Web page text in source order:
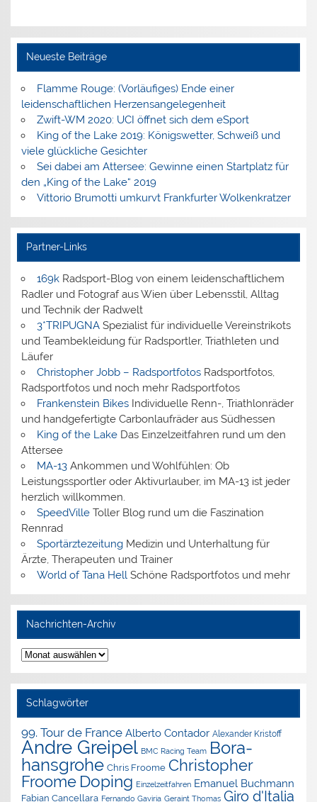
Neueste Beiträge
Flamme Rouge: (Vorläufiges) Ende einer
leidenschaftlichen Herzensangelegenheit
Zwift-WM 2020: UCI öffnet sich dem eSport
King of the Lake 2019: Königswetter, Schweiß und
viele glückliche Gesichter
Sei dabei am Attersee: Gewinne einen Startplatz für
den „King of the Lake“ 2019
Vittorio Brumotti umkurvt Frankfurter Wolkenkratzer
Partner-Links
169kRadsport-Blog von einem leidenschaftlichem
Radler und Fotograf aus Wien über Lebensstil, Alltag
und Technik der Radwelt
3*TRIPUGNASpezialist für individuelle Vereinstrikots
und Teambekleidung für Radsportler, Triathleten und
Läufer
Christopher Jobb – RadsportfotosRadsportfotos,
Radsportfotos und noch mehr Radsportfotos
Frankenstein BikesIndividuelle Renn-, Triathlonräder
und handgefertigte Carbonlaufräder aus Südhessen
King of the LakeDas Einzelzeitfahren rund um den
Attersee
MA-13Ankommen und Wohlfühlen: Ob
Leistungssportler oder Aktivurlauber, im MA-13 ist jeder
herzlich willkommen.
SpeedVilleToller Blog rund um die Faszination
Rennrad
SportärztezeitungMedizin und Unterhaltung für
Ärzte, Therapeuten und Trainer
World of Tana HellSchöne Radsportfotos und mehr
Nachrichten-Archiv
Nachrichten-
Archiv
Schlagwörter
99. Tour de France Alberto Contador Alexander Kristoff
Andre Greipel BMC Racing Team Bora-
hansgrohe Chris Froome Christopher
Froome Doping Einzelzeitfahren Emanuel Buchmann
Fabian Cancellara Fernando Gaviria Geraint Thomas Giro d'Italia